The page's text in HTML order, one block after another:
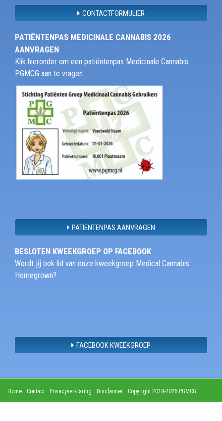
CONTACTFORMULIER
PATIËNTENPAS MEDICINALE CANNABIS 2026
AANVRAGEN
Klik hieronder om een patiëntenpas Medicinale Cannabis
PGMCG aan te vragen
PATIËNTENPAS AANVRAGEN
BESLOTEN KWEEKGROEP OP FACEBOOK
Wordt jij ook lid van onze kweekgroep Medical Cannabis
Homegrown?
FACEBOOK KWEEKGROEP
Home Contact Privacyverklaring Disclaimer Copyright 2018-2026 PGMCG